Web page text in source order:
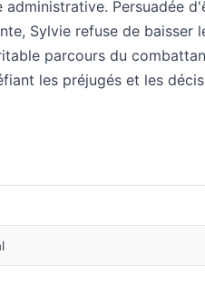
Persuadée
Sylvie refuse de baisser
parcours du
les préjugés et les